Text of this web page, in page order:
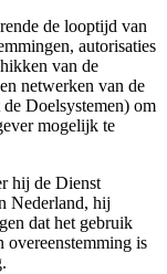
de looptijd van
autorisaties
van de
netwerken van de
Doelsystemen) om
mogelijk te
hij de Dienst
Nederland, hij
dat het gebruik
is